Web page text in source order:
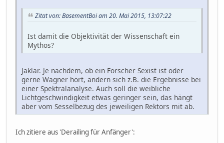
Zitat von: BasementBoi am 20. Mai 2015, 13:07:22
Ist damit die Objektivität der Wissenschaft ein
Mythos?
Jaklar. Je nachdem, ob ein Forscher Sexist ist oder
gerne Wagner hört, ändern sich z.B. die Ergebnisse bei
einer Spektralanalyse. Auch soll die weibliche
Lichtgeschwindigkeit etwas geringer sein, das hängt
aber vom Sesselbezug des jeweiligen Rektors mit ab.
Ich zitiere aus 'Derailing für Anfänger':